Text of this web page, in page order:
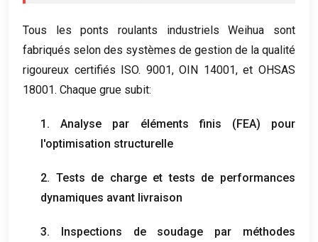
Tous les ponts roulants industriels Weihua sont
fabriqués selon des systèmes de gestion de la qualité
rigoureux certifiés ISO. 9001, OIN 14001, et OHSAS
18001. Chaque grue subit:
1. Analyse par éléments finis (FEA) pour
l'optimisation structurelle
2. Tests de charge et tests de performances
dynamiques avant livraison
3. Inspections de soudage par méthodes